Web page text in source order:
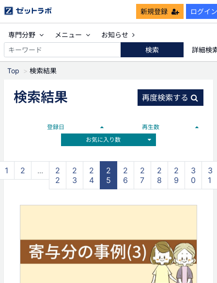
新規登録 ログイン
専門分野 メニュー
お知らせ
検索
詳細検
Top 検索結果
検索結果 再度検索する
登録日
再生数
お気に入り数
1 2 ...
2
2
2
3
2
4
2
5
2
6
2
7
2
8
2
9
3
0
3
1